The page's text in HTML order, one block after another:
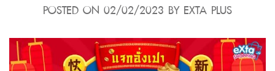
POSTED ON 02/02/2023 BY EXTA PLUS